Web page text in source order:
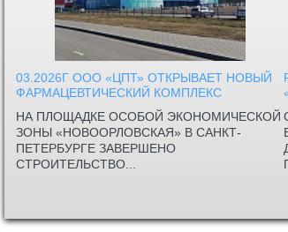
03.2026Г ООО «ЦПТ» ОТКРЫВАЕТ НОВЫЙ
ФАРМАЦЕВТИЧЕСКИЙ КОМПЛЕКС
НА ПЛОЩАДКЕ ОСОБОЙ ЭКОНОМИЧЕСКОЙ
ЗОНЫ «НОВООРЛОВСКАЯ» В САНКТ-
ПЕТЕРБУРГЕ ЗАВЕРШЕНО
СТРОИТЕЛЬСТВО...